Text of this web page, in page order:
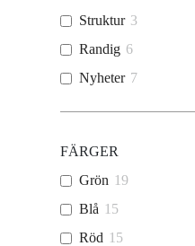
Struktur 3
Randig 6
Nyheter 7
FÄRGER
Grön 19
Blå 15
Röd 15